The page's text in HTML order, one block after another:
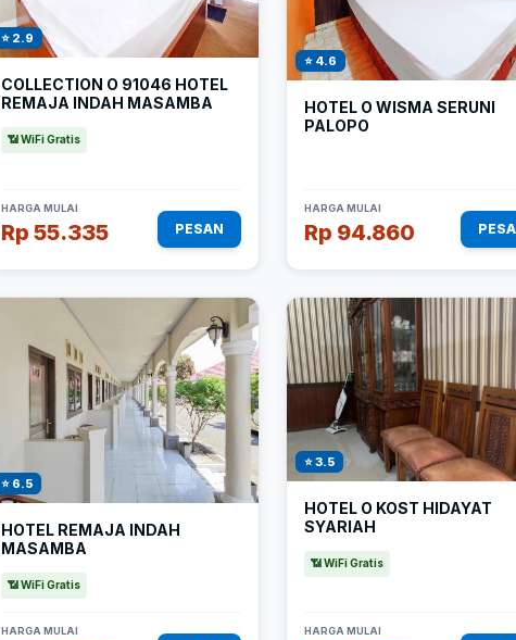
⭐ 2.9
COLLECTION O 91046 HOTEL
REMAJA INDAH MASAMBA
📶 WiFi Gratis
HARGA MULAI
Rp 55.335 PESAN
⭐ 4.6
HOTEL O WISMA SERUNI
PALOPO
HARGA MULAI
Rp 94.860
⭐ 6.5
HOTEL REMAJA INDAH
MASAMBA
📶 WiFi Gratis
HARGA MULAI
⭐ 3.5
HOTEL O KOST HIDAYAT
SYARIAH
📶 WiFi Gratis
HARGA MULAI